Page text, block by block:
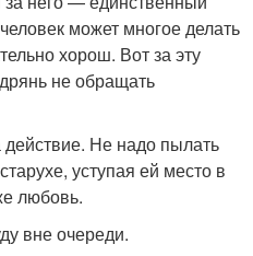
может многое делать
хорош. Вот за эту
не обращать
Не надо пылать
уступая ей место в
любовь.
вне очереди.